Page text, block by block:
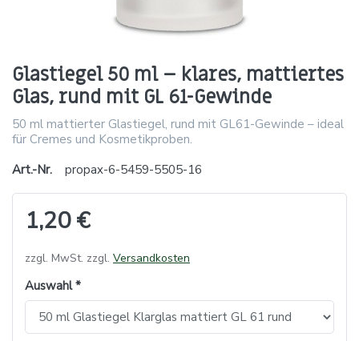
Glastiegel 50 ml – klares, mattiertes
Glas, rund mit GL 61-Gewinde
50 ml mattierter Glastiegel, rund mit GL61-Gewinde – ideal
für Cremes und Kosmetikproben.
Art.-Nr.
propax-6-5459-5505-16
1,20 €
zzgl. MwSt. zzgl. Versandkosten
Auswahl